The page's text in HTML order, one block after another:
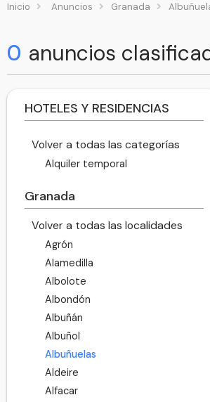
Inicio Anuncios Granada
0 anuncios
HOTELES Y RESIDENCIAS
Volver a todas las categorías
Alquiler temporal
Granada
Volver a todas las localidades
Agrón
Alamedilla
Albolote
Albondón
Albuñán
Albuñol
Albuñuelas
Aldeire
Alfacar